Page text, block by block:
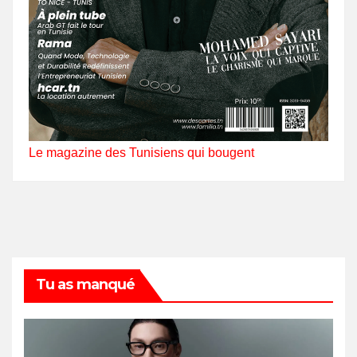
Le magazine des Tunisiens qui bougent
Tu as manqué